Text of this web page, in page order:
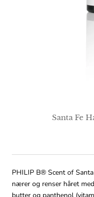
Santa Fe
PHILIP B® Scent of
nærer og renser håret